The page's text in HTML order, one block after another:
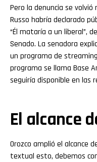
Pero la denuncia se volvió
Russo habría declarado
“Él mataría a un liberal”,
Senado. La senadora
un programa de
programa se llama Base
seguiría disponible en las
El alcance
Orozco amplió el alcance
textual esto, debemos